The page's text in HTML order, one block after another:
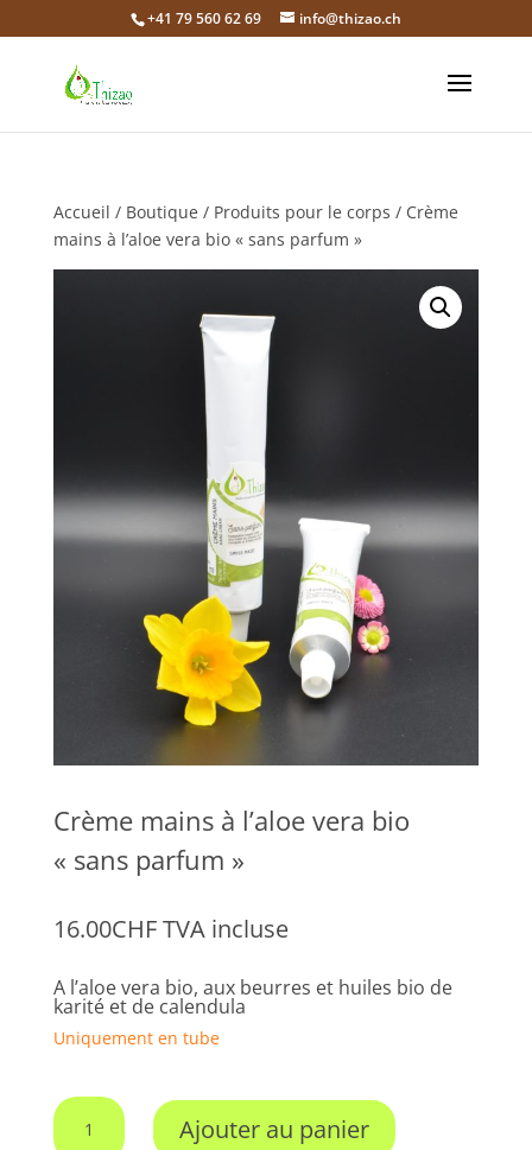
+41 79 560 62 69 info@thizao.ch
Accueil / Boutique / Produits pour le corps / Crème
mains à l’aloe vera bio « sans parfum »
Crème mains à l’aloe vera bio
« sans parfum »
16.00CHFTVA incluse
A l’aloe vera bio, aux beurres et huiles bio de
karité et de calendula
Uniquement en tube
quantité
de
Ajouter au panier